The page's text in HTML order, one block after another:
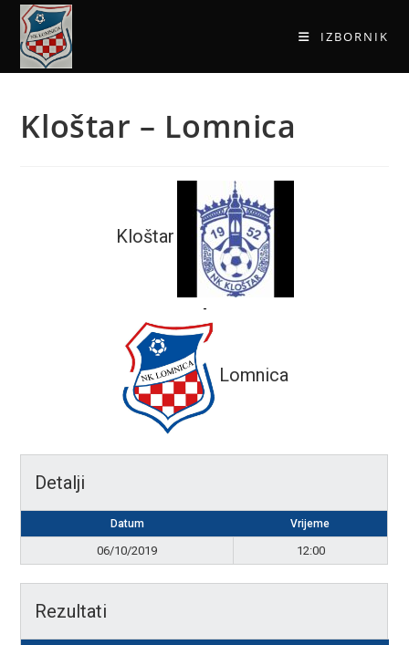
IZBORNIK
Kloštar – Lomnica
Kloštar
-
Lomnica
Detalji
Datum Vrijeme
06/10/2019 12:00
Rezultati